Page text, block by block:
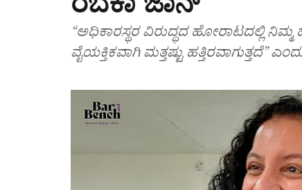
“ಅಧಿಕಾರಸ್ಥರ ವಿರುದ್ಧದ ಹೋರಾಟದಲ್ಲಿ ನಿಮ್ಮ
ವೈಯಕ್ತಿಕವಾಗಿ ಮತ್ತಷ್ಟು ಹತ್ತಿರವಾಗುತ್ತದೆ”